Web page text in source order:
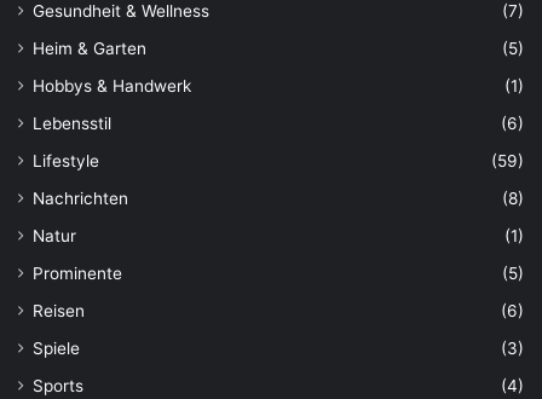
Gesundheit & Wellness
(7)
Heim & Garten
(5)
Hobbys & Handwerk
(1)
Lebensstil
(6)
Lifestyle
(59)
Nachrichten
(8)
Natur
(1)
Prominente
(5)
Reisen
(6)
Spiele
(3)
Sports
(4)